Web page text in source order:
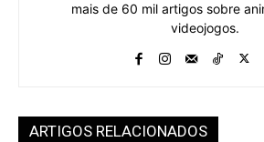
mais de 60 mil artigos sobre
videojogos.
ARTIGOS RELACIONADOS